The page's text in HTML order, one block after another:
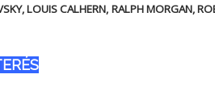
LOUIS CALHERN, RALPH MORGAN,